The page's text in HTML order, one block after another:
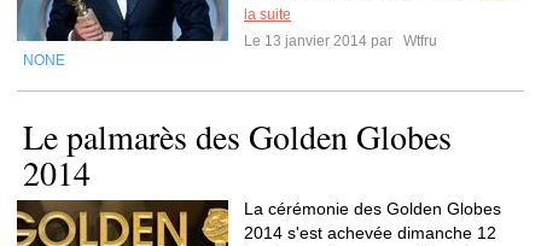
la suite
Le 13 janvier 2014 par
Wtfru
NONE
Le palmarès des Golden Globes
2014
La cérémonie des Golden Globes
2014 s'est achevée dimanche 12